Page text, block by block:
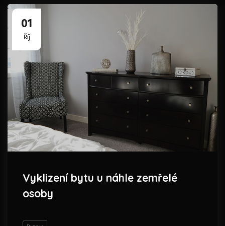
01
Říj
Vyklizení bytu u náhle zemřelé
osoby